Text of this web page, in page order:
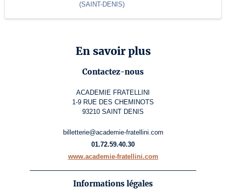
(SAINT-DENIS)
En savoir plus
Contactez-nous
ACADEMIE FRATELLINI
1-9 RUE DES CHEMINOTS
93210 SAINT DENIS
billetterie@academie-fratellini.com
01.72.59.40.30
www.academie-fratellini.com
Informations légales